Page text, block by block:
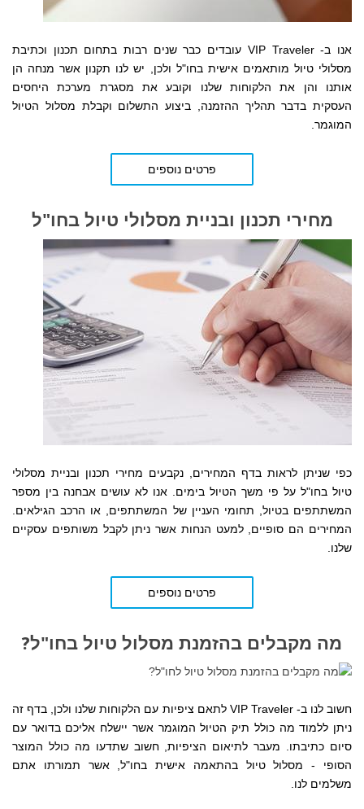
אנו ב- VIP Traveler עובדים כבר שנים רבות בתחום תכנון וכתיבת
מסלולי טיול מותאמים אישית בחו"ל ולכן, יש לנו תקנון אשר מנחה הן
אותנו והן את הלקוחות שלנו וקובע את מסגרת מערכת היחסים
העסקית בדבר תהליך ההזמנה, ביצוע התשלום וקבלת מסלול הטיול
המוגמר.
פרטים נוספים
מחירי תכנון ובניית מסלולי טיול בחו"ל
כפי שניתן לראות בדף המחירים, נקבעים מחירי תכנון ובניית מסלולי
טיול בחו"ל על פי משך הטיול בימים. אנו לא עושים אבחנה בין מספר
המשתתפים בטיול, תחומי העניין של המשתתפים, או הרכב הגילאים.
המחירים הם סופיים, למעט הנחות אשר ניתן לקבל משותפים עסקיים
שלנו.
פרטים נוספים
מה מקבלים בהזמנת מסלול טיול בחו"ל?
חשוב לנו ב- VIP Traveler לתאם ציפיות עם הלקוחות שלנו ולכן, בדף זה
ניתן ללמוד מה כולל תיק הטיול המוגמר אשר יישלח אליכם בדואר עם
סיום כתיבתו. מעבר לתיאום הציפיות, חשוב שתדעו מה כולל המוצר
הסופי - מסלול טיול בהתאמה אישית בחו"ל, אשר תמורתו אתם
משלמים לנו.